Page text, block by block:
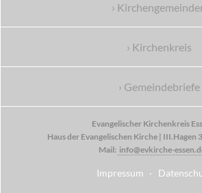
›
› Kirchenkreis
› Gemeindebriefe
Evangelischer Kirchenkreis
Haus der Evangelischen Kirche | III.Hagen
Mail: info@evkirche-
Impressum ·